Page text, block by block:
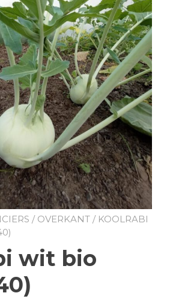
/ OVERKANT / KOOLRABI
wit bio